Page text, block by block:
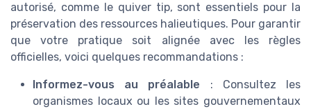
autorisé, comme le quiver tip, sont essentiels pour la
préservation des ressources halieutiques. Pour garantir
que votre pratique soit alignée avec les règles
officielles, voici quelques recommandations :
Informez-vous au préalable : Consultez les
organismes locaux ou les sites gouvernementaux